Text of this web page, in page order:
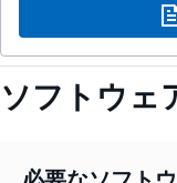
ソフトウェ